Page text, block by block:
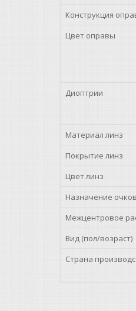
Конструкция
Цвет оправы
Диоптрии
Материал линз
Покрытие линз
Цвет линз
Назначение очков
Межцентровое
Вид (пол/возраст)
Страна